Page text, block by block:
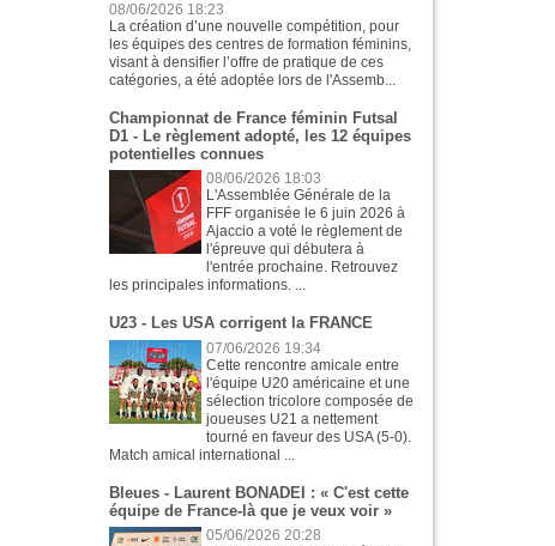
08/06/2026 18:23
La création d’une nouvelle compétition, pour
les équipes des centres de formation féminins,
visant à densifier l’offre de pratique de ces
catégories, a été adoptée lors de l'Assemb...
Championnat de France féminin Futsal
D1 - Le règlement adopté, les 12 équipes
potentielles connues
08/06/2026 18:03
L'Assemblée Générale de la
FFF organisée le 6 juin 2026 à
Ajaccio a voté le règlement de
l'épreuve qui débutera à
l'entrée prochaine. Retrouvez
les principales informations. ...
U23 - Les USA corrigent la FRANCE
07/06/2026 19:34
Cette rencontre amicale entre
l'équipe U20 américaine et une
sélection tricolore composée de
joueuses U21 a nettement
tourné en faveur des USA (5-0).
Match amical international ...
Bleues - Laurent BONADEI : « C'est cette
équipe de France-là que je veux voir »
05/06/2026 20:28